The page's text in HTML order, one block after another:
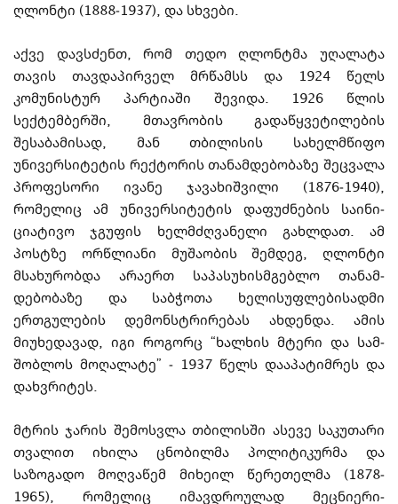
ღლონტი (1888-1937), და სხვები.
აქვე დავსძენთ, რომ თედო ღლონტმა უღალატა
თავის თავდაპირველ მრწამსს და 1924 წელს
კომუნისტურ პარტიაში შევიდა. 1926 წლის
სექტემბერში, მთავრობის გადაწყ­ვე­ტილების
შესაბამისად, მან თბილისის სახელმწიფო
უნივერსიტეტის რექტორის თა­ნამდე­ბო­ბაზე შეცვალა
პროფესორი ივანე ჯავახიშვილი (1876-1940),
რომელიც ამ უნივე­რ­­სიტეტის დაფუძნების სა­ი­ნი­
ციატივო ჯგუფის ხელმძღ­ვა­ნელი გახლდათ. ამ
პოსტზე ორ­­­წ­ლიანი მუშაობის შემდეგ, ღლონტი
მსახურობდა არაერთ საპასუხისმგებლო თა­ნამ­
დებობაზე და საბჭოთა ხელისუფ­ლე­ბი­­სადმი
ერთგულების დემონსტრირებას ახდენდა. ამის
მიუხედავად, იგი რო­გორც “ხალხის მტერი და სა­მ­
შობლოს მოღალატე” - 1937 წელს დააპატიმრეს და
დახვრიტეს.
მტრის ჯარის შემოსვლა თბილისში ასევე საკუთარი
თვალით იხილა ცნობილმა პო­ლი­ტიკურმა და
საზოგადო მოღვაწემ მიხეილ წე­რე­თელმა (1878-
1965), რომელიც იმავდ­რო­ულად მეცნიერი-